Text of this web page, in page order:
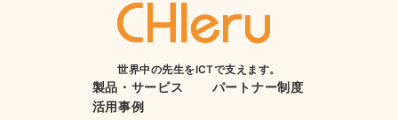
世界中の先生をICTで支えます。
製品・サービス
活用事例
パートナー制度